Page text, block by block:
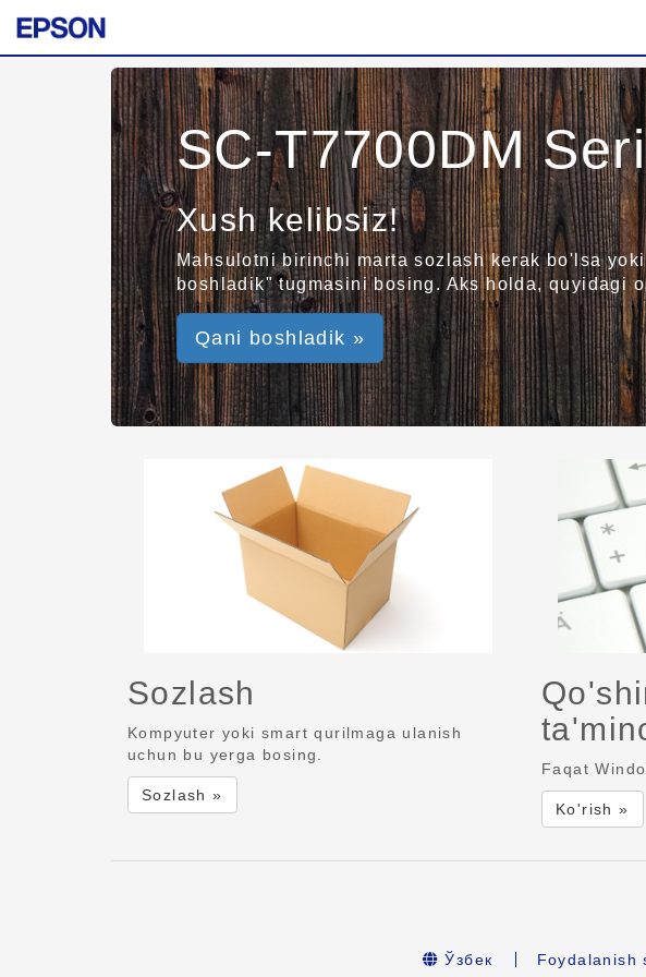
SC-T7700DM
Xush kelibsiz!
Mahsulotni birinchi marta sozlash kerak bo'lsa
boshladik" tugmasini bosing. Aks holda, quyidagi
Qani boshladik »
Sozlash
Kompyuter yoki smart qurilmaga ulanish
uchun bu yerga bosing.
Sozlash »
Faqat
Ko'rish »
Ўзбек Foydalanish